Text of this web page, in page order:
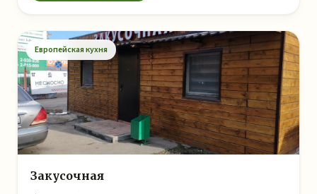
Европейская кухня
Закусочная